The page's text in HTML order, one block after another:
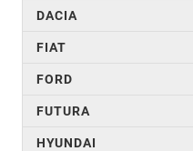
DACIA
FIAT
FORD
FUTURA
HYUNDAI